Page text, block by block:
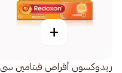
+
ريدوكسون أقراص فيتامين سي